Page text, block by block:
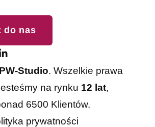
do nas
PW-Studio. Wszelkie prawa
na rynku 12 lat,
6500 Klientów.
prywatności